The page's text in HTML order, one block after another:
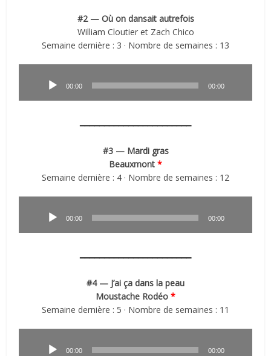
#2 — Où on dansait autrefois
William Cloutier et Zach Chico
Semaine dernière : 3 · Nombre de semaines : 13
00:00 00:00
━━━━━━━━━━━━━━━━━━━━━━━
#3 — Mardi gras
Beauxmont *
Semaine dernière : 4 · Nombre de semaines : 12
00:00 00:00
━━━━━━━━━━━━━━━━━━━━━━━
#4 — J’ai ça dans la peau
Moustache Rodéo *
Semaine dernière : 5 · Nombre de semaines : 11
00:00 00:00